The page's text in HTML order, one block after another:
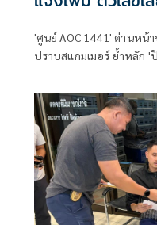
'ศูนย์ AOC 1441' ด่านหน้
ปราบสแกมเมอร์ ย้ำหลัก